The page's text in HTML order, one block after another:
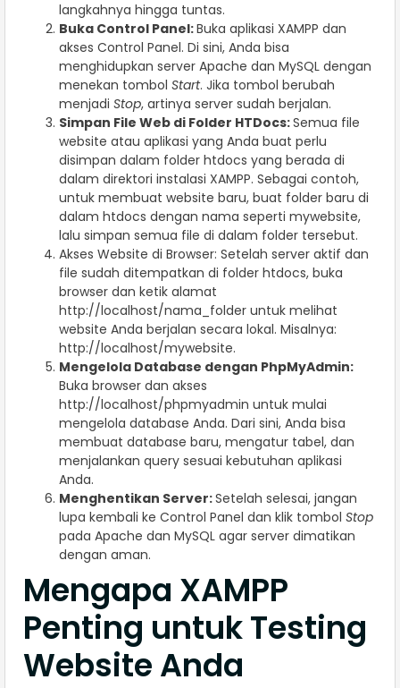
langkahnya hingga tuntas.
Buka Control Panel:Buka aplikasi XAMPP dan
akses Control Panel. Di sini, Anda bisa
menghidupkan server Apache dan MySQL dengan
menekan tombol Start. Jika tombol berubah
menjadi Stop, artinya server sudah berjalan.
Simpan File Web di Folder HTDocs:Semua file
website atau aplikasi yang Anda buat perlu
disimpan dalam folder htdocs yang berada di
dalam direktori instalasi XAMPP. Sebagai contoh,
untuk membuat website baru, buat folder baru di
dalam htdocs dengan nama seperti mywebsite,
lalu simpan semua file di dalam folder tersebut.
Akses Website di Browser: Setelah server aktif dan
file sudah ditempatkan di folder htdocs, buka
browser dan ketik alamat
http://localhost/nama_folder untuk melihat
website Anda berjalan secara lokal. Misalnya:
http://localhost/mywebsite.
Mengelola Database dengan PhpMyAdmin:
Buka browser dan akses
http://localhost/phpmyadmin untuk mulai
mengelola database Anda. Dari sini, Anda bisa
membuat database baru, mengatur tabel, dan
menjalankan query sesuai kebutuhan aplikasi
Anda.
Menghentikan Server:Setelah selesai, jangan
lupa kembali ke Control Panel dan klik tombol Stop
pada Apache dan MySQL agar server dimatikan
dengan aman.
Mengapa XAMPP
Penting untuk Testing
Website Anda